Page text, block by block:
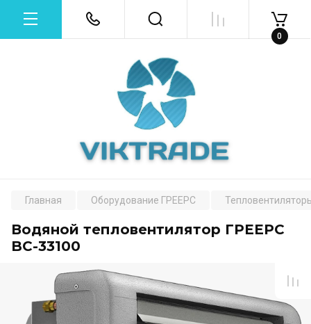
0
Главная Оборудование ГРЕЕРС
Водяной тепловентилятор ГРЕЕРС
BC-33100